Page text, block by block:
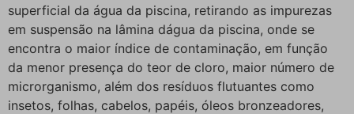
superficial da água da piscina, retirando as impurezas
em suspensão na lâmina dágua da piscina, onde se
encontra o maior índice de contaminação, em função
da menor presença do teor de cloro, maior número de
microrganismo, além dos resíduos flutuantes como
insetos, folhas, cabelos, papéis, óleos bronzeadores,